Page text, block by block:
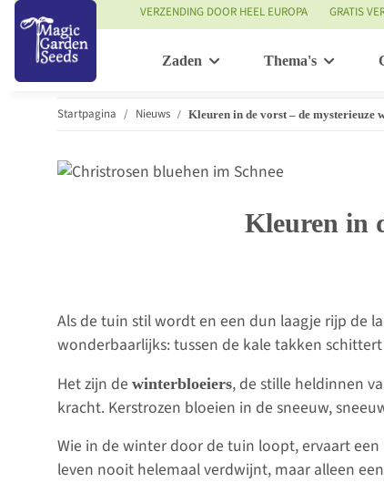
VERZENDING DOOR HEEL EUROPA GRATIS
Zaden Thema's
Startpagina Nieuws Kleuren in de vorst – de mysterieuze
Kleuren in
Als de tuin stil wordt en een dun laagje rijp de
wonderbaarlijks: tussen de kale takken
Het zijn de winterbloeiers, de stille heldinnen
kracht. Kerstrozen bloeien in de sneeuw,
Wie in de winter door de tuin loopt, ervaart
leven nooit helemaal verdwijnt, maar alleen